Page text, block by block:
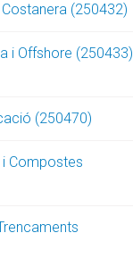
(250432)
i Offshore (250433)
(250470)
Compostes